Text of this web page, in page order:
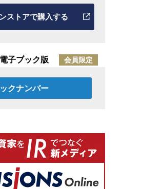
ストアで購入する
子ブック版 会員限定
クナンバー